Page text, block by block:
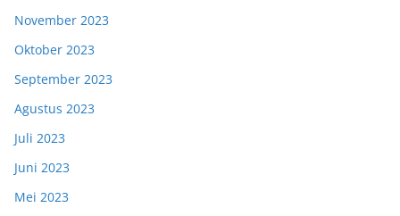
November 2023
Oktober 2023
September 2023
Agustus 2023
Juli 2023
Juni 2023
Mei 2023